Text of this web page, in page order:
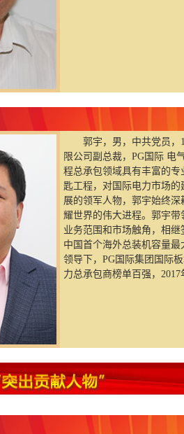
郭宇，男，中共党员，
限公司副总裁，PG国际 电
程总承包领域具有丰富的
匙工程，对国际电力市场
展的领军人物，郭宇始终
耀世界的伟大进程。郭宇
业务范围和市场触角，相
中国首个海外总装机容量
领导下，PG国际集团国际
力总承包商榜单百强，